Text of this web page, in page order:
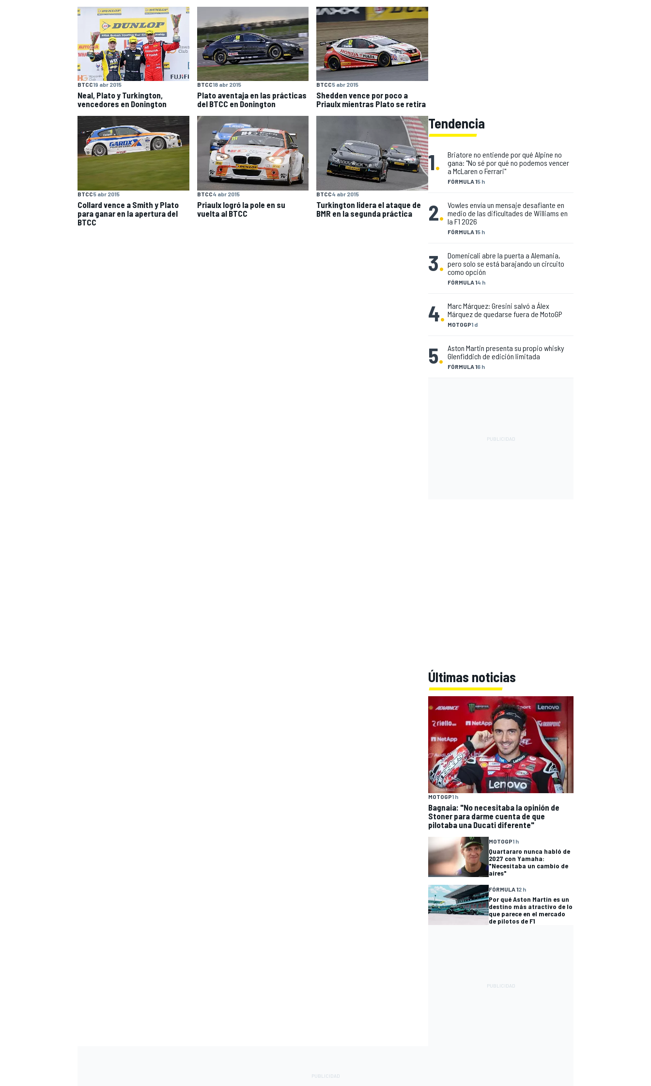
NASCAR CUP
BTCC19 abr 2015
Neal, Plato y Turkington,
vencedores en Donington
BTCC18 abr 2015
Plato aventaja en las prácticas
del BTCC en Donington
BTCC5 abr 2015
Shedden vence por poco a
Priaulx mientras Plato se retira
BTCC5 abr 2015
Collard vence a Smith y Plato
para ganar en la apertura del
BTCC
BTCC4 abr 2015
Priaulx logró la pole en su
vuelta al BTCC
BTCC4 abr 2015
Turkington lidera el ataque de
BMR en la segunda práctica
Tendencia
1.
FÓRMULA 15 h
Briatore no entiende por qué Alpine no
gana: "No sé por qué no podemos vencer
a McLaren o Ferrari"
2.
FÓRMULA 15 h
Vowles envía un mensaje desafiante en
medio de las dificultades de Williams en
la F1 2026
3.
FÓRMULA 14 h
Domenicali abre la puerta a Alemania,
pero solo se está barajando un circuito
como opción
4. MOTOGP1 d
Marc Márquez: Gresini salvó a Álex
Márquez de quedarse fuera de MotoGP
5. FÓRMULA 16 h
Aston Martin presenta su propio whisky
Glenfiddich de edición limitada
Últimas noticias
MOTOGP1 h
Bagnaia: "No necesitaba la opinión de
Stoner para darme cuenta de que
pilotaba una Ducati diferente"
MOTOGP1 h
Quartararo nunca habló de
2027 con Yamaha:
"Necesitaba un cambio de
aires"
FÓRMULA 12 h
Por qué Aston Martin es un
destino más atractivo de lo
que parece en el mercado
de pilotos de F1